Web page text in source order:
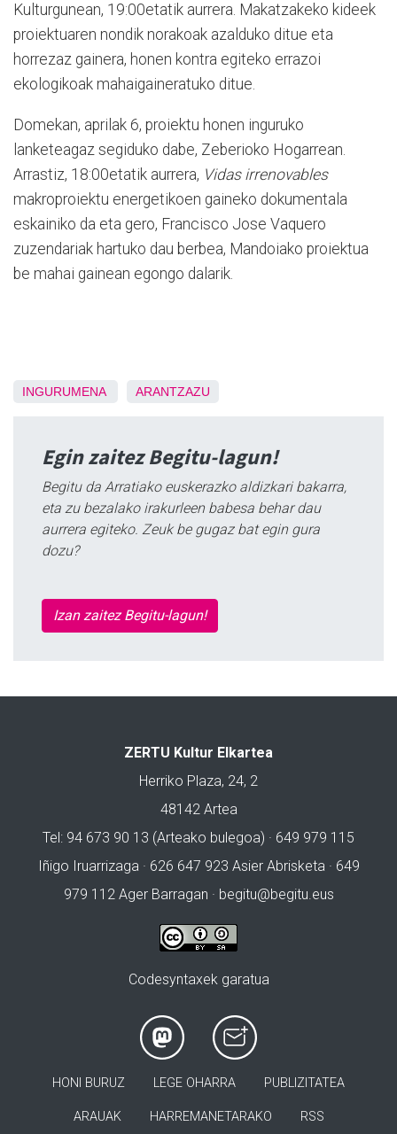
Kulturgunean, 19:00etatik aurrera. Makatzakeko kideek
proiektuaren nondik norakoak azalduko ditue eta
horrezaz gainera, honen kontra egiteko errazoi
ekologikoak mahaigaineratuko ditue.
Domekan, aprilak 6, proiektu honen inguruko
lanketeagaz segiduko dabe, Zeberioko Hogarrean.
Arrastiz, 18:00etatik aurrera, Vidas irrenovables
makroproiektu energetikoen gaineko dokumentala
eskainiko da eta gero, Francisco Jose Vaquero
zuzendariak hartuko dau berbea, Mandoiako proiektua
be mahai gainean egongo dalarik.
INGURUMENA ARANTZAZU
Egin zaitez Begitu-lagun!
Begitu da Arratiako euskerazko aldizkari bakarra,
eta zu bezalako irakurleen babesa behar dau
aurrera egiteko. Zeuk be gugaz bat egin gura
dozu?
Izan zaitez Begitu-lagun!
ZERTU Kultur Elkartea
Herriko Plaza, 24, 2
48142 Artea
Tel: 94 673 90 13 (Arteako bulegoa) · 649 979 115
Iñigo Iruarrizaga · 626 647 923 Asier Abrisketa · 649
979 112 Ager Barragan · begitu@begitu.eus
Codesyntaxek garatua
HONI BURUZ LEGE OHARRA PUBLIZITATEA
ARAUAK HARREMANETARAKO RSS